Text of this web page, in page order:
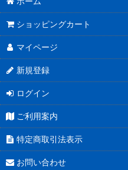
ショッピングカート
マイページ
新規登録
ログイン
ご利用案内
特定商取引法表示
お問い合わせ